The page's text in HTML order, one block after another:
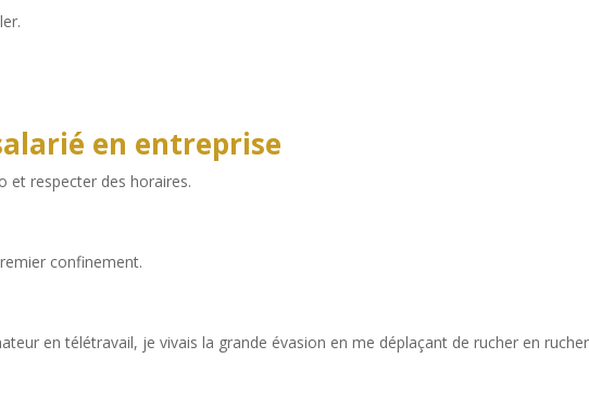
en entreprise
et respecter des horaires.
confinement.
en télétravail, je vivais la grande évasion en me déplaçant de rucher en